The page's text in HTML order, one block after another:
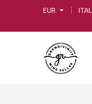
EUR arrow_drop_down